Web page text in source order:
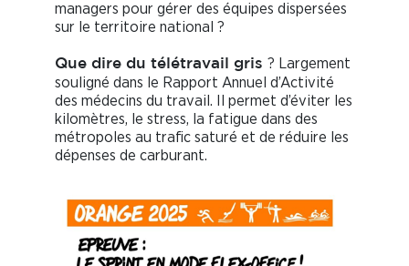
managers pour gérer des équipes dispersées
sur le territoire national ?
Que dire du télétravail gris ? Largement
souligné dans le Rapport Annuel d’Activité
des médecins du travail. Il permet d’éviter les
kilomètres, le stress, la fatigue dans des
métropoles au trafic saturé et de réduire les
dépenses de carburant.